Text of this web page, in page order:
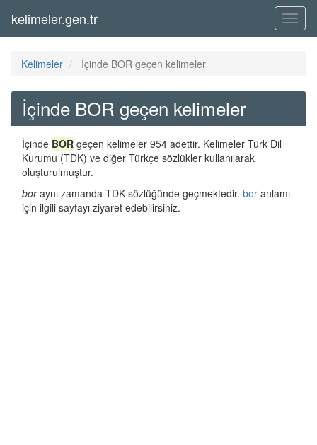
Menü
kelimeler.gen.tr
Kelimeler İçinde BOR geçen kelimeler
İçinde BOR geçen kelimeler
İçinde BOR geçen kelimeler 954 adettir. Kelimeler Türk Dil
Kurumu (TDK) ve diğer Türkçe sözlükler kullanılarak
oluşturulmuştur.
boraynı zamanda TDK sözlüğünde geçmektedir. bor anlamı
için ilgili sayfayı ziyaret edebilirsiniz.